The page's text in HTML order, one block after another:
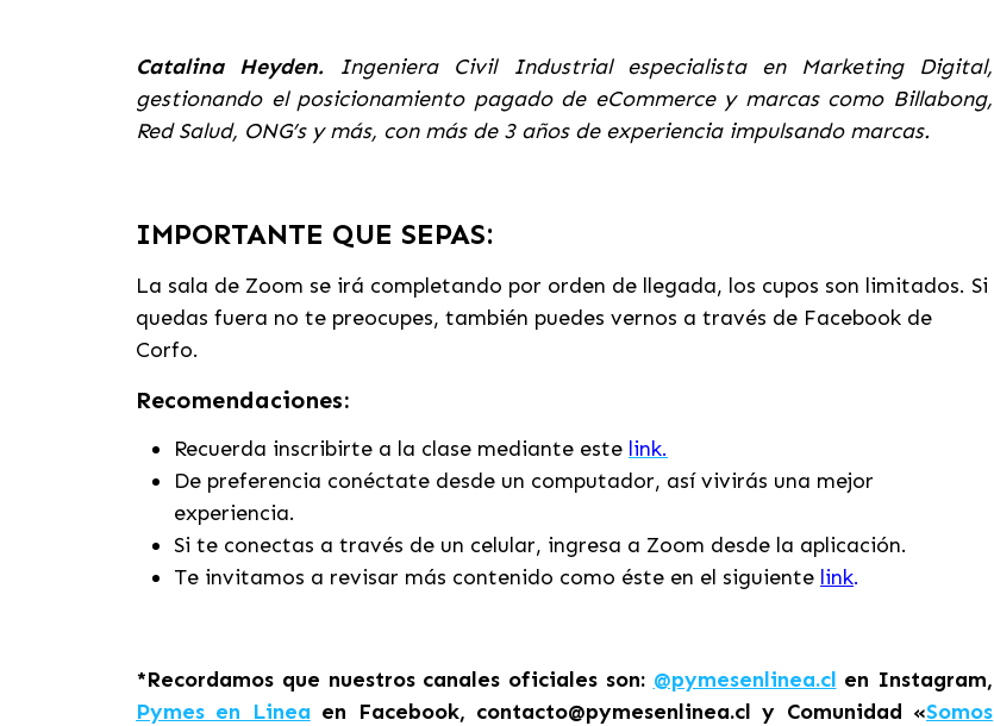
Catalina Heyden. Ingeniera Civil Industrial especialista en Marketing Digital,
gestionando el posicionamiento pagado de eCommerce y marcas como Billabong,
Red Salud, ONG’s y más, con más de 3 años de experiencia impulsando marcas.
IMPORTANTE QUE SEPAS:
La sala de Zoom se irá completando por orden de llegada, los cupos son limitados. Si
quedas fuera no te preocupes, también puedes vernos a través de Facebook de
Corfo.
Recomendaciones:
Recuerda inscribirte a la clase mediante este link.
De preferencia conéctate desde un computador, así vivirás una mejor
experiencia.
Si te conectas a través de un celular, ingresa a Zoom desde la aplicación.
Te invitamos a revisar más contenido como éste en el siguiente link.
*Recordamos que nuestros canales oficiales son: @pymesenlinea.cl en Instagram,
Pymes en Linea en Facebook, contacto@pymesenlinea.cl y Comunidad «Somos